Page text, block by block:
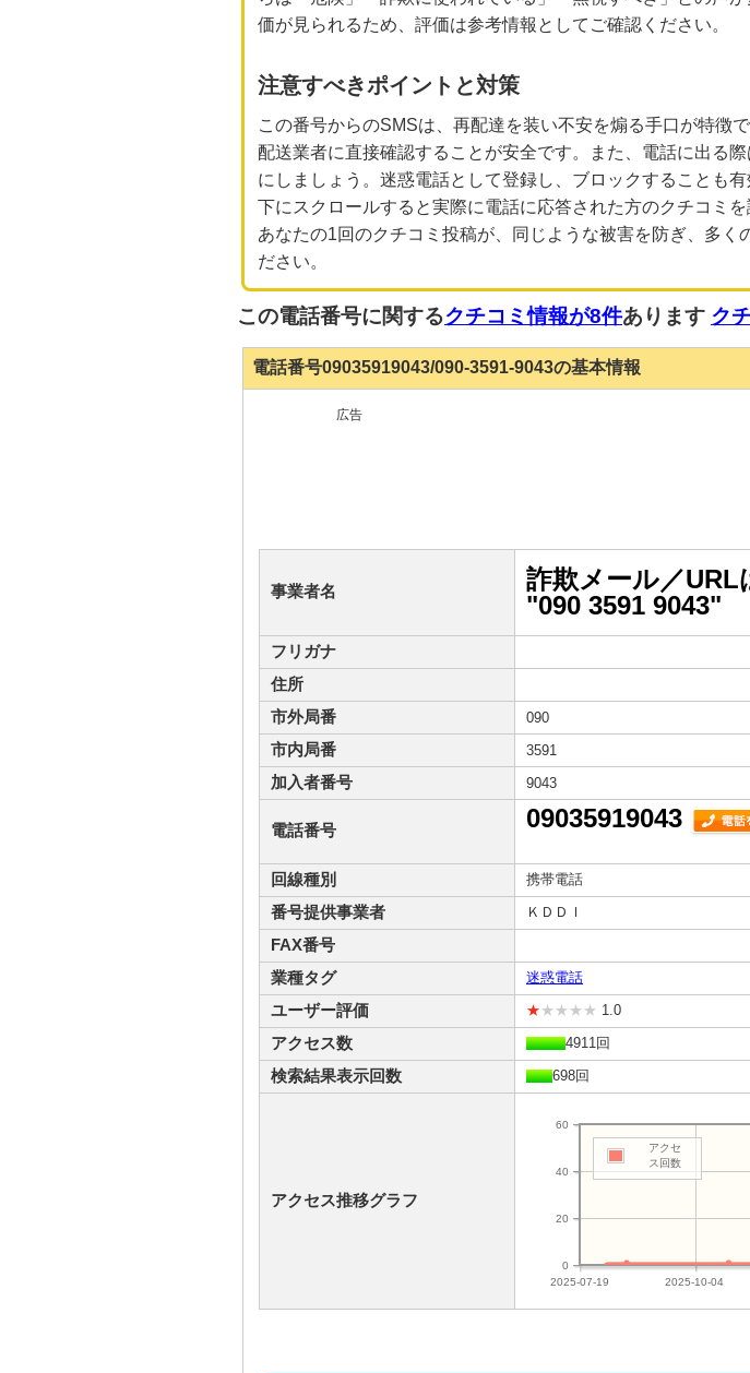
価が見られるため、評価は参考情報としてご確認ください。
注意すべきポイントと対策
この番号からのSMSは、再配達を装い不安を煽る手口が特徴
配送業者に直接確認することが安全です。また、電話に出る
にしましょう。迷惑電話として登録し、ブロックすることも有
下にスクロールすると実際に電話に応答された方のクチコミを
あなたの1回のクチコミ投稿が、同じような被害を防ぎ、多
ださい。
この電話番号に関するクチコミ情報が8件あります ク
電話番号09035919043/090-3591-9043の基本情報
広告
事業者名
詐欺メール／URL
"090 3591 9043"
フリガナ
住所
市外局番
090
市内局番 3591
加入者番号 9043
電話番号 09035919043
回線種別 携帯電話
番号提供事業者 ＫＤＤＩ
FAX番号
業種タグ
迷惑電話
ユーザー評価 ★★★★★ 1.0
アクセス数 4911回
検索結果表示回数 698回
アクセス推移グラフ
2025-07-19 2025-10-04
0
20
40
60
アクセ
ス回数